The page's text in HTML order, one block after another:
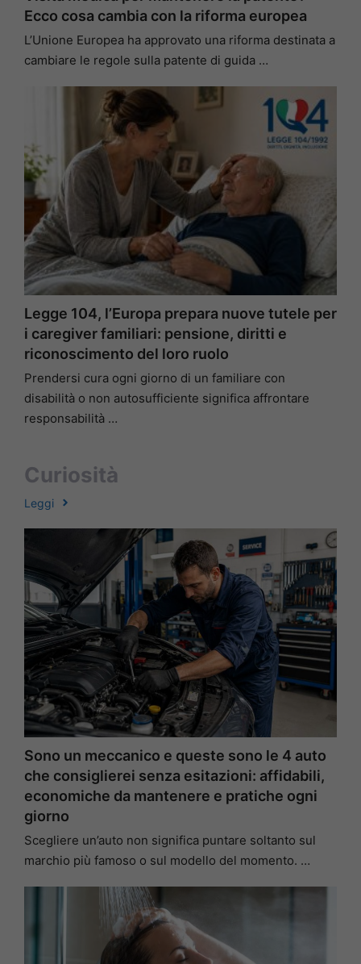
Ecco cosa cambia con la riforma europea
L’Unione Europea ha approvato una riforma destinata a
cambiare le regole sulla patente di guida …
Legge 104, l’Europa prepara nuove tutele per
i caregiver familiari: pensione, diritti e
riconoscimento del loro ruolo
Prendersi cura ogni giorno di un familiare con
disabilità o non autosufficiente significa affrontare
responsabilità …
Curiosità
Leggi
Sono un meccanico e queste sono le 4 auto
che consiglierei senza esitazioni: affidabili,
economiche da mantenere e pratiche ogni
giorno
Scegliere un’auto non significa puntare soltanto sul
marchio più famoso o sul modello del momento. …